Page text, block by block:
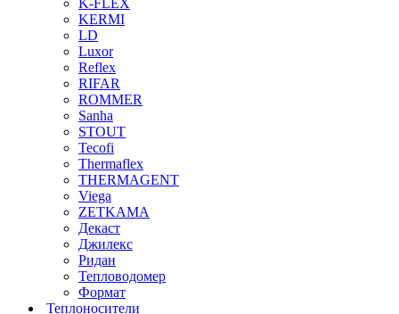
KERMI
LD
Luxor
Reflex
RIFAR
ROMMER
Sanha
STOUT
Tecofi
Thermaflex
THERMAGENT
Viega
ZETKAMA
Декаст
Джилекс
Ридан
Тепловодомер
Формат
Теплоносители